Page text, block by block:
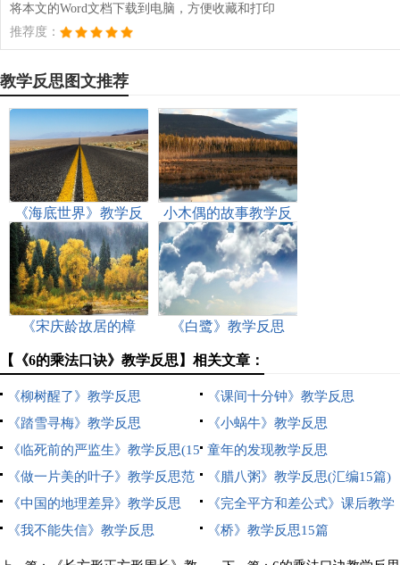
将本文的Word文档下载到电脑，方便收藏和打印
推荐度：
教学反思图文推荐
《海底世界》教学反
思
小木偶的故事教学反
思
《宋庆龄故居的樟
《白鹭》教学反思
【《6的乘法口诀》教学反思】相关文章：
《柳树醒了》教学反思
《课间十分钟》教学反思
《踏雪寻梅》教学反思
《小蜗牛》教学反思
《临死前的严监生》教学反思(15
篇)
童年的发现教学反思
《做一片美的叶子》教学反思范
文
《腊八粥》教学反思(汇编15篇)
《中国的地理差异》教学反思
《完全平方和差公式》课后教学
反思范文
《我不能失信》教学反思 《桥》教学反思15篇